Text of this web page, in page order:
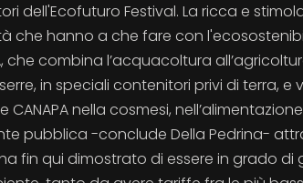
dell'Ecofuturo Festival. La ricca e
hanno a che fare con
che combina l’acquacoltura
in speciali contenitori privi di terra, e
nella cosmesi,
pubblica -conclude Della Pedrina-
fin qui dimostrato di essere in grado di